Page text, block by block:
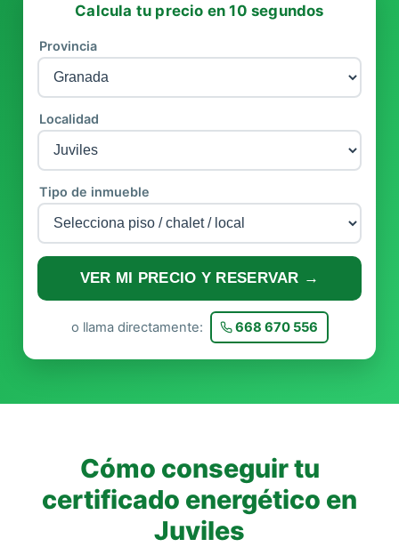
Calcula tu precio en 10 segundos
Provincia
Localidad
Tipo de inmueble
VER MI PRECIO Y RESERVAR →
o llama directamente: 668 670 556
Cómo conseguir tu
certificado energético en
Juviles